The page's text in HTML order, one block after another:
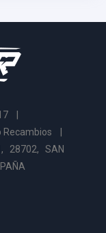
|
Recambios
28702, SAN